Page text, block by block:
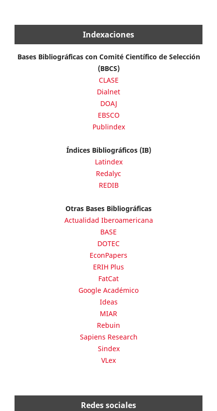
Indexaciones
Bases Bibliográficas con Comité Científico de Selección
(BBCS)
CLASE
Dialnet
DOAJ
EBSCO
Publindex
Índices Bibliográficos (IB)
Latindex
Redalyc
REDIB
Otras Bases Bibliográficas
Actualidad Iberoamericana
BASE
DOTEC
EconPapers
ERIH Plus
FatCat
Google Académico
Ideas
MIAR
Rebuin
Sapiens Research
Sindex
VLex
Redes sociales